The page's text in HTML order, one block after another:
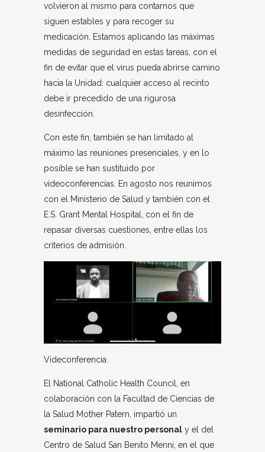
volvieron al mismo para contarnos que
siguen estables y para recoger su
medicación. Estamos aplicando las máximas
medidas de seguridad en estas tareas, con el
fin de evitar que el virus pueda abrirse camino
hacia la Unidad: cualquier acceso al recinto
debe ir precedido de una rigurosa
desinfección.
Con este fin, también se han limitado al
máximo las reuniones presenciales, y en lo
posible se han sustituido por
videoconferencias. En agosto nos reunimos
con el Ministerio de Salud y también con el
E.S. Grant Mental Hospital, con el fin de
repasar diversas cuestiones, entre ellas los
criterios de admisión.
Videconferencia.
El National Catholic Health Council, en
colaboración con la Facultad de Ciencias de
la Salud Mother Patern, impartió un
seminario para nuestro personal y el del
Centro de Salud San Benito Menni, en el que